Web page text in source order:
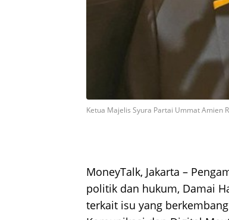
Ketua Majelis Syura Partai Ummat Amien
MoneyTalk, Jakarta –
politik dan hukum, Damai
terkait isu yang